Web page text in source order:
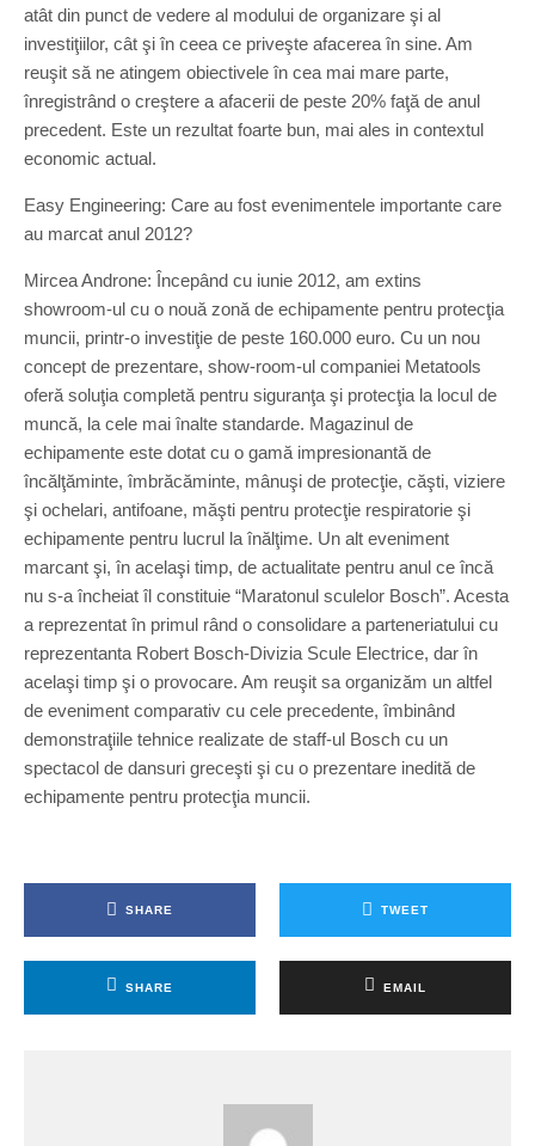
atât din punct de vedere al modului de organizare şi al
investiţiilor, cât şi în ceea ce priveşte afacerea în sine. Am
reuşit să ne atingem obiectivele în cea mai mare parte,
înregistrând o creştere a afacerii de peste 20% faţă de anul
precedent. Este un rezultat foarte bun, mai ales in contextul
economic actual.
Easy Engineering: Care au fost evenimentele importante care
au marcat anul 2012?
Mircea Androne: Începând cu iunie 2012, am extins
showroom-ul cu o nouă zonă de echipamente pentru protecţia
muncii, printr-o investiţie de peste 160.000 euro. Cu un nou
concept de prezentare, show-room-ul companiei Metatools
oferă soluţia completă pentru siguranţa şi protecţia la locul de
muncă, la cele mai înalte standarde. Magazinul de
echipamente este dotat cu o gamă impresionantă de
încălţăminte, îmbrăcăminte, mânuşi de protecţie, căşti, viziere
şi ochelari, antifoane, măşti pentru protecţie respiratorie şi
echipamente pentru lucrul la înălţime. Un alt eveniment
marcant şi, în acelaşi timp, de actualitate pentru anul ce încă
nu s-a încheiat îl constituie “Maratonul sculelor Bosch”. Acesta
a reprezentat în primul rând o consolidare a parteneriatului cu
reprezentanta Robert Bosch-Divizia Scule Electrice, dar în
acelaşi timp şi o provocare. Am reuşit sa organizăm un altfel
de eveniment comparativ cu cele precedente, îmbinând
demonstraţiile tehnice realizate de staff-ul Bosch cu un
spectacol de dansuri greceşti şi cu o prezentare inedită de
echipamente pentru protecţia muncii.
SHARE TWEET
SHARE EMAIL